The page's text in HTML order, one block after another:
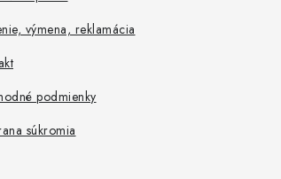
výmena, reklamácia
podmienky
súkromia